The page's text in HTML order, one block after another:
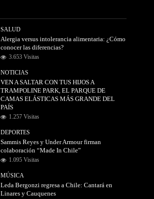
SALUD
Alergia versus intolerancia alimentaria: ¿Cómo
conocer las diferencias?
3.653 Visitas
NOTICIAS
VEN A SALTAR CON TUS HIJOS A
TRAMPOLINE PARK, EL PARQUE DE
CAMAS ELÁSTICAS MÁS GRANDE DEL
PAÍS
1.257 Visitas
DEPORTES
Sammis Reyes y Under Armour firman
colaboración “Made In Chile”
1.095 Visitas
MÚSICA
Leda Bergonzi regresa a Chile: Cantará en
Linares y Cauquenes